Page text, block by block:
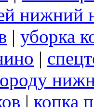
нижний
| уборка
|
| копка